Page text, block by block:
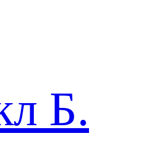
Б.